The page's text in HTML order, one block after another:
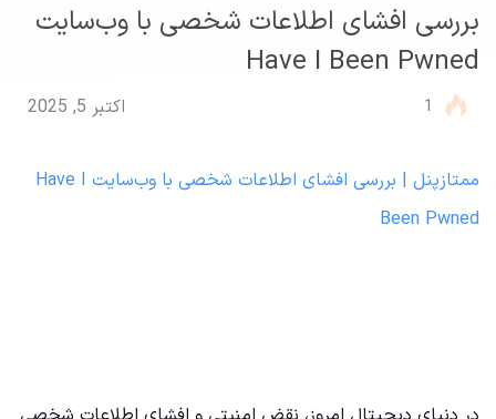
بررسی افشای اطلاعات شخصی با وب‌سایت
Have I Been Pwned
1 اکتبر 5, 2025
ممتازپنل | بررسی افشای اطلاعات شخصی با وب‌سایت Have I
Been Pwned